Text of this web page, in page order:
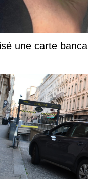
une carte